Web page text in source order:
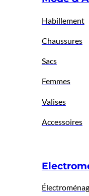
Habillement
Chaussures
Sacs
Femmes
Valises
Accessoires